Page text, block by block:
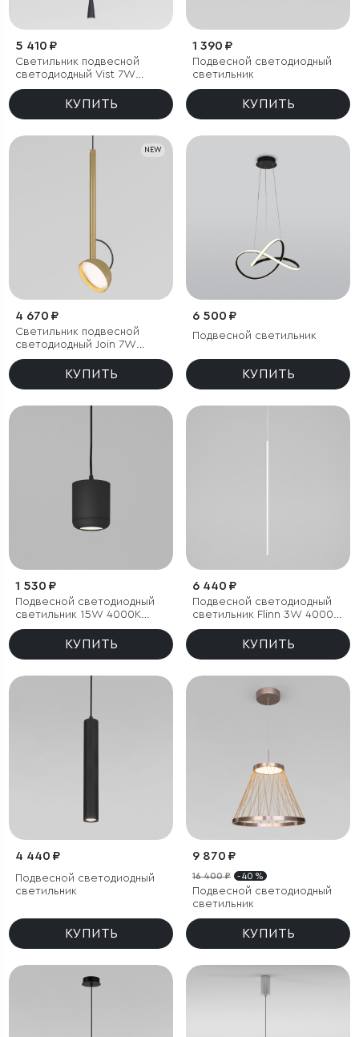
5 410 ₽
Светильник подвесной
светодиодный Vist 7W
3000K черный
КУПИТЬ
1 390 ₽
Подвесной светодиодный
светильник
КУПИТЬ
NEW
4 670 ₽
Светильник подвесной
светодиодный Join 7W
4000K латунь
КУПИТЬ
6 500 ₽
Подвесной светильник
КУПИТЬ
1 530 ₽
Подвесной светодиодный
светильник 15W 4000K
чёрный
КУПИТЬ
6 440 ₽
Подвесной светодиодный
светильник Flinn 3W 4000К
белый
КУПИТЬ
4 440 ₽
Подвесной светодиодный
светильник
КУПИТЬ
9 870 ₽
16 400 ₽ - 40 %
Подвесной светодиодный
светильник
КУПИТЬ